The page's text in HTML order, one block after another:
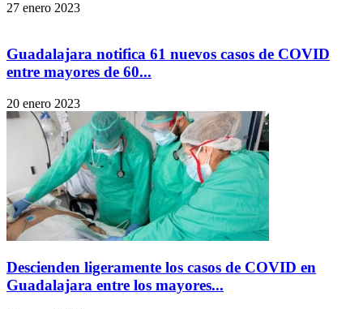
27 enero 2023
Guadalajara notifica 61 nuevos casos de COVID
entre mayores de 60...
20 enero 2023
Descienden ligeramente los casos de COVID en
Guadalajara entre los mayores...